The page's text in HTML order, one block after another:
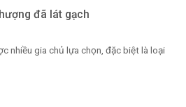
đã lát gạch
nhiều gia chủ lựa chọn, đặc biệt là loại